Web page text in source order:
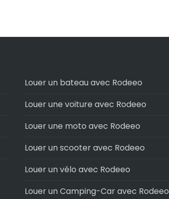
Louer un bateau avec Rodeeo
Louer une voiture avec Rodeeo
Louer une moto avec Rodeeo
Louer un scooter avec Rodeeo
Louer un vélo avec Rodeeo
Louer un Camping-Car avec Rodeeo